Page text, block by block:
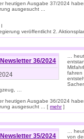
heutigen Ausgabe 37/2024
ausgesucht ...
veröffentlicht 2.
Newsletter 36/2024
…
fahren
…
heutigen Ausgabe 36/2024
ausgesucht ... [ mehr]
Newsletter 35/2024
…
von